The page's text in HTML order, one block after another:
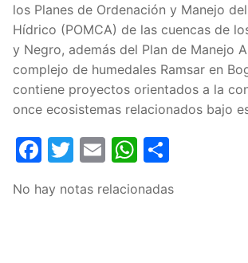
los Planes de Ordenación y Manejo
Hídrico (POMCA) de las cuencas de
y Negro, además del Plan de Manejo
complejo de humedales Ramsar en
contiene proyectos orientados a la
once ecosistemas relacionados bajo
Facebook
Twitter
EmailWhatsApp
No hay notas relacionadas